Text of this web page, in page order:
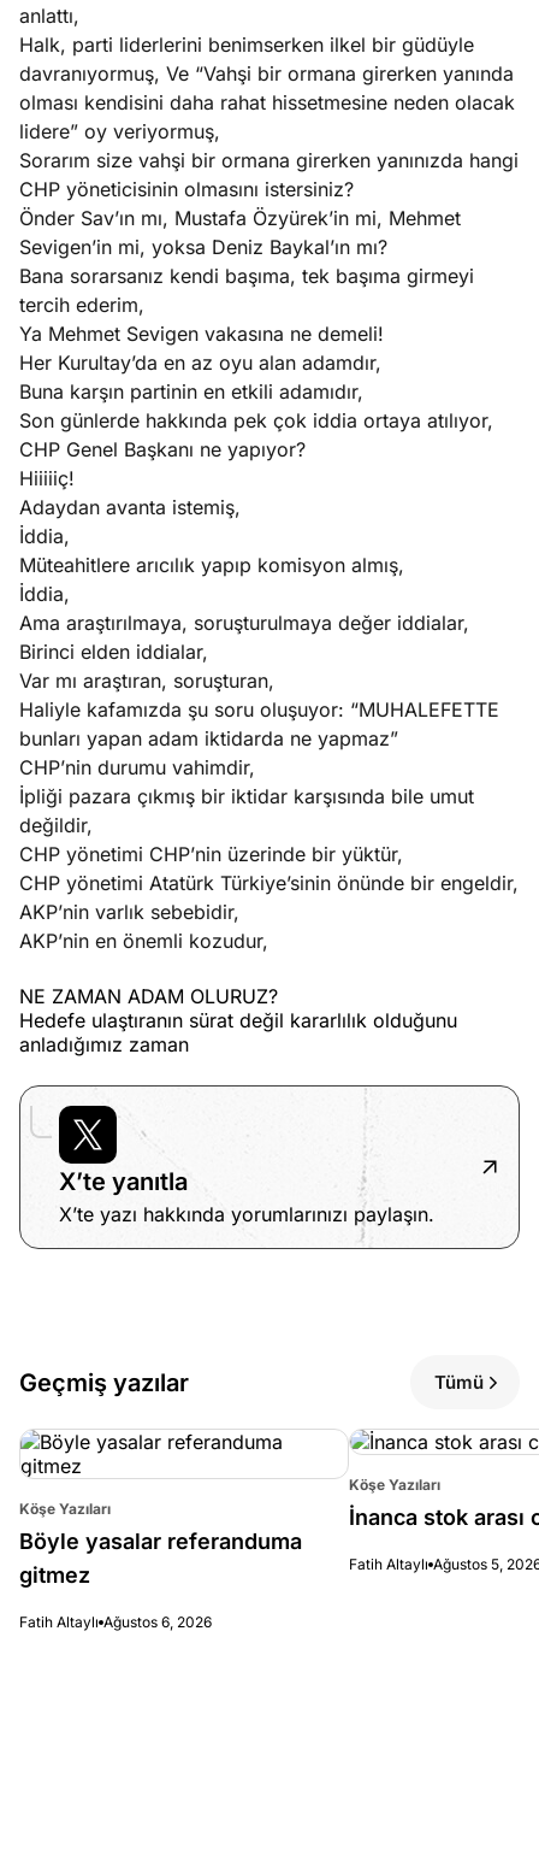
anlattı,
Halk, parti liderlerini benimserken ilkel bir güdüyle
davranıyormuş, Ve “Vahşi bir ormana girerken yanında
olması kendisini daha rahat hissetmesine neden olacak
lidere” oy veriyormuş,
Sorarım size vahşi bir ormana girerken yanınızda hangi
CHP yöneticisinin olmasını istersiniz?
Önder Sav’ın mı, Mustafa Özyürek’in mi, Mehmet
Sevigen’in mi, yoksa Deniz Baykal’ın mı?
Bana sorarsanız kendi başıma, tek başıma girmeyi
tercih ederim,
Ya Mehmet Sevigen vakasına ne demeli!
Her Kurultay’da en az oyu alan adamdır,
Buna karşın partinin en etkili adamıdır,
Son günlerde hakkında pek çok iddia ortaya atılıyor,
CHP Genel Başkanı ne yapıyor?
Hiiiiiç!
Adaydan avanta istemiş,
İddia,
Müteahitlere arıcılık yapıp komisyon almış,
İddia,
Ama araştırılmaya, soruşturulmaya değer iddialar,
Birinci elden iddialar,
Var mı araştıran, soruşturan,
Haliyle kafamızda şu soru oluşuyor: “MUHALEFETTE
bunları yapan adam iktidarda ne yapmaz”
CHP’nin durumu vahimdir,
İpliği pazara çıkmış bir iktidar karşısında bile umut
değildir,
CHP yönetimi CHP’nin üzerinde bir yüktür,
CHP yönetimi Atatürk Türkiye’sinin önünde bir engeldir,
AKP’nin varlık sebebidir,
AKP’nin en önemli kozudur,
NE ZAMAN ADAM OLURUZ?
Hedefe ulaştıranın sürat değil kararlılık olduğunu
anladığımız zaman
X’te yanıtla
X’te yazı hakkında yorumlarınızı paylaşın.
Geçmiş yazılar Tümü
Köşe Yazıları
Böyle yasalar referanduma
gitmez
Fatih Altaylı Ağustos 6, 2026
Köşe Yazıları
İnanca stok arası
Fatih Altaylı Ağustos 5,